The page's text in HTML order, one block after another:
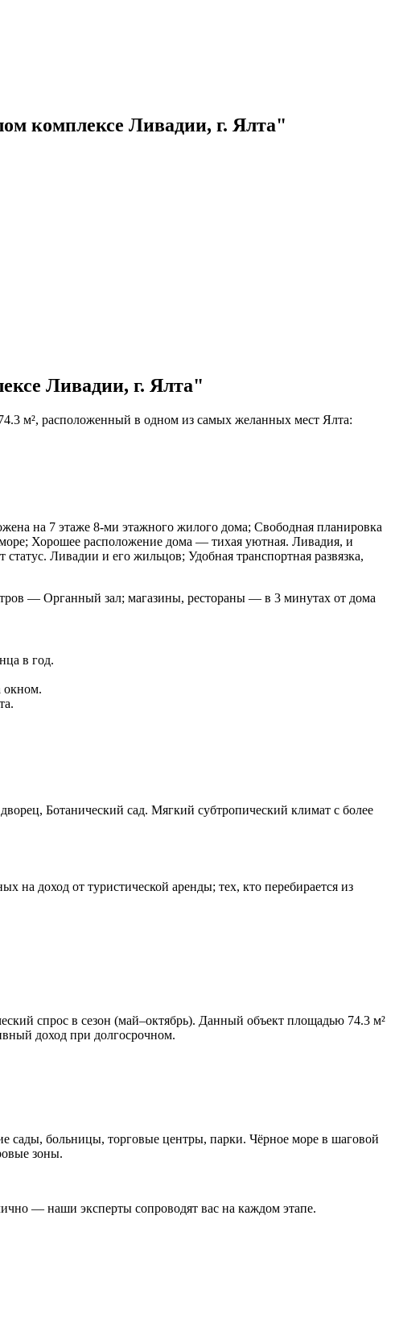
комплексе Ливадии, г. Ялта"
Ливадии, г. Ялта"
м², расположенный в одном из самых желанных мест Ялта:
на 7 этаже 8-ми этажного жилого дома; Свободная планировка
Хорошее расположение дома — тихая уютная. Ливадия, и
Ливадии и его жильцов; Удобная транспортная развязка,
— Органный зал; магазины, рестораны — в 3 минутах от дома
в год.
окном.
Ботанический сад. Мягкий субтропический климат с более
на доход от туристической аренды; тех, кто перебирается из
спрос в сезон (май–октябрь). Данный объект площадью 74.3 м²
доход при долгосрочном.
сады, больницы, торговые центры, парки. Чёрное море в шаговой
зоны.
— наши эксперты сопроводят вас на каждом этапе.